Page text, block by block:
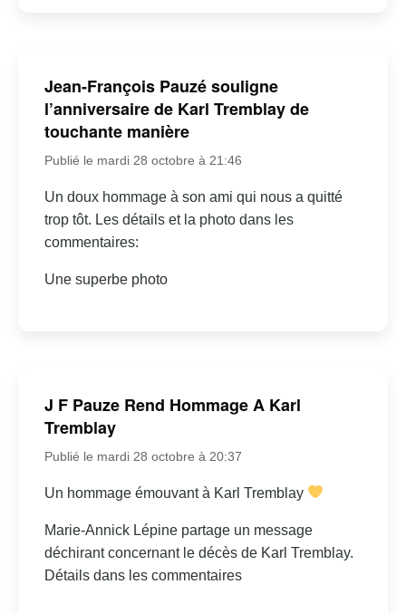
Jean-François Pauzé souligne
l’anniversaire de Karl Tremblay de
touchante manière
Publié le mardi 28 octobre à 21:46
Un doux hommage à son ami qui nous a quitté
trop tôt. Les détails et la photo dans les
commentaires:
Une superbe photo
J F Pauze Rend Hommage A Karl
Tremblay
Publié le mardi 28 octobre à 20:37
Un hommage émouvant à Karl Tremblay
Marie-Annick Lépine partage un message
déchirant concernant le décès de Karl Tremblay.
Détails dans les commentaires